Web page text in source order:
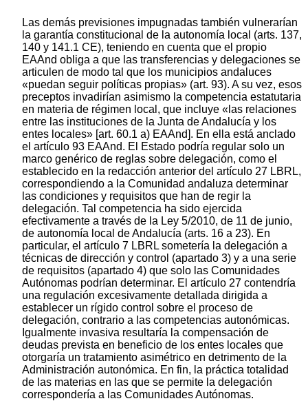
Las demás previsiones impugnadas también vulnerarían
la garantía constitucional de la autonomía local (arts. 137,
140 y 141.1 CE), teniendo en cuenta que el propio
EAAnd obliga a que las transferencias y delegaciones se
articulen de modo tal que los municipios andaluces
«puedan seguir políticas propias» (art. 93). A su vez, esos
preceptos invadirían asimismo la competencia estatutaria
en materia de régimen local, que incluye «las relaciones
entre las instituciones de la Junta de Andalucía y los
entes locales» [art. 60.1 a) EAAnd]. En ella está anclado
el artículo 93 EAAnd. El Estado podría regular solo un
marco genérico de reglas sobre delegación, como el
establecido en la redacción anterior del artículo 27 LBRL,
correspondiendo a la Comunidad andaluza determinar
las condiciones y requisitos que han de regir la
delegación. Tal competencia ha sido ejercida
efectivamente a través de la Ley 5/2010, de 11 de junio,
de autonomía local de Andalucía (arts. 16 a 23). En
particular, el artículo 7 LBRL sometería la delegación a
técnicas de dirección y control (apartado 3) y a una serie
de requisitos (apartado 4) que solo las Comunidades
Autónomas podrían determinar. El artículo 27 contendría
una regulación excesivamente detallada dirigida a
establecer un rígido control sobre el proceso de
delegación, contrario a las competencias autonómicas.
Igualmente invasiva resultaría la compensación de
deudas prevista en beneficio de los entes locales que
otorgaría un tratamiento asimétrico en detrimento de la
Administración autonómica. En fin, la práctica totalidad
de las materias en las que se permite la delegación
correspondería a las Comunidades Autónomas.